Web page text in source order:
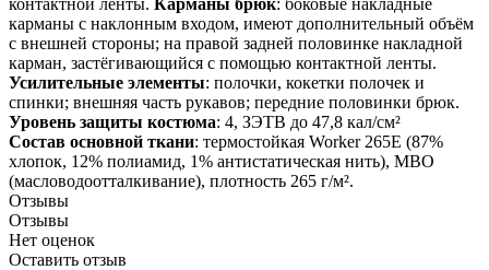
карманы с наклонным входом, имеют дополнительный объём
с внешней стороны; на правой задней половинке накладной
карман, застёгивающийся с помощью контактной ленты.
Усилительные элементы: полочки, кокетки полочек и
спинки; внешняя часть рукавов; передние половинки брюк.
Уровень защиты костюма: 4, ЗЭТВ до 47,8 кал/см²
Состав основной ткани: термостойкая Worker 265E (87%
хлопок, 12% полиамид, 1% антистатическая нить), МВО
(масловодоотталкивание), плотность 265 г/м².
Отзывы
Отзывы
Нет оценок
Оставить отзыв